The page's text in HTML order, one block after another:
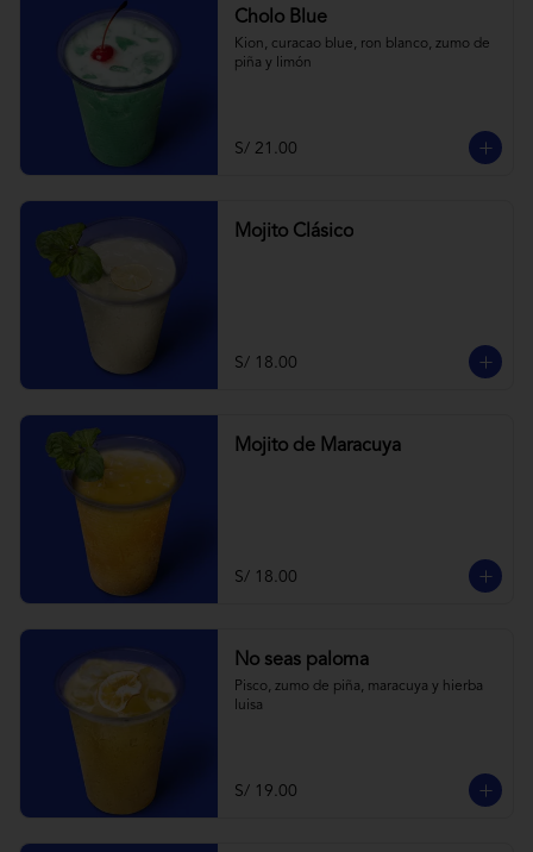
Cholo Blue
Kion, curacao blue, ron blanco, zumo de
piña y limón
S/ 21.00
Mojito Clásico
S/ 18.00
Mojito de Maracuya
S/ 18.00
No seas paloma
Pisco, zumo de piña, maracuya y hierba
luisa
S/ 19.00